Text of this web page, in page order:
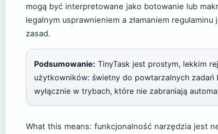
mogą być interpretowane jako botowanie lub
legalnym usprawnieniem a złamaniem
zasad.
Podsumowanie: TinyTask jest prostym, lekkim
użytkowników: świetny do powtarzalnych zadań
wyłącznie w trybach, które nie zabraniają
What this means: funkcjonalność narzędzia jest